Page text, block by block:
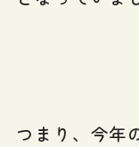
つまり、今年